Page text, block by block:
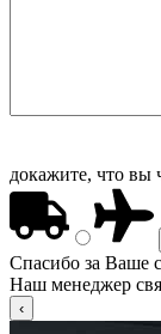
докажите, что вы
Спасибо за Ваше
Наш менеджер